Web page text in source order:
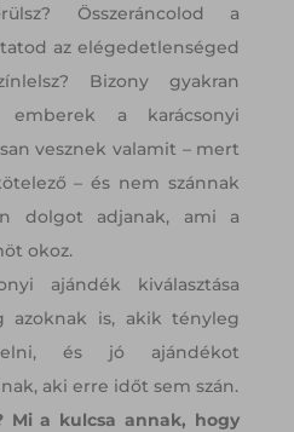
Összeráncolod a
az elégedetlenséged
Bizony gyakran
a karácsonyi
vesznek valamit – mert
– és nem szánnak
dolgot adjanak, ami a
okoz.
ajándék kiválasztása
azoknak is, akik tényleg
és jó ajándékot
aki erre időt sem szán.
Mi a kulcsa annak, hogy